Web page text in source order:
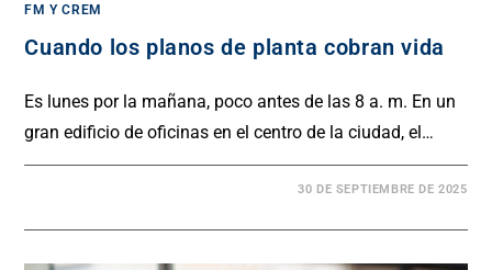
FM Y CREM
Cuando los planos de planta cobran vida
Es lunes por la mañana, poco antes de las 8 a. m. En un
gran edificio de oficinas en el centro de la ciudad, el…
30 DE SEPTIEMBRE DE 2025